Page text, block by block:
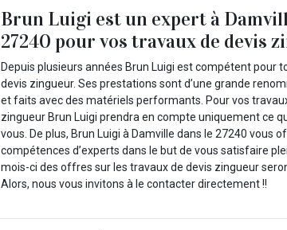
Brun Luigi est un expert à
27240 pour vos travaux de devis
Depuis plusieurs années Brun Luigi est compétent pour
devis zingueur. Ses prestations sont d’une grande
et faits avec des matériels performants. Pour vos
zingueur Brun Luigi prendra en compte uniquement ce
vous. De plus, Brun Luigi à Damville dans le 27240 vous
compétences d’experts dans le but de vous satisfaire
mois-ci des offres sur les travaux de devis zingueur
Alors, nous vous invitons à le contacter directement !!